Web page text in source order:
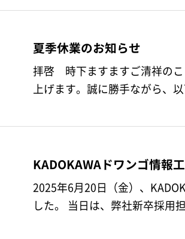
夏季休業のお知らせ
拝啓 時下ますますご清祥のこ
KADOKAWAドワンゴ情報
2025年6月20日（金）、
した。 当日は、弊社新